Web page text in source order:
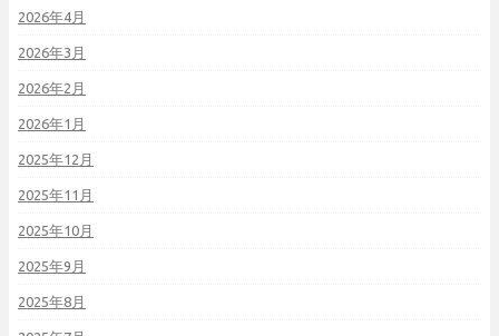
2026年4月
2026年3月
2026年2月
2026年1月
2025年12月
2025年11月
2025年10月
2025年9月
2025年8月